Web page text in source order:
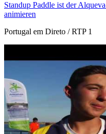
Standup Paddle ist der
animieren
Portugal em Direto / RTP 1